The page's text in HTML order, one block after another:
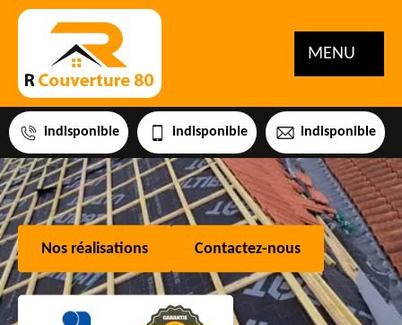
MENU
indisponible indisponible indisponible
Nos réalisations Contactez-nous